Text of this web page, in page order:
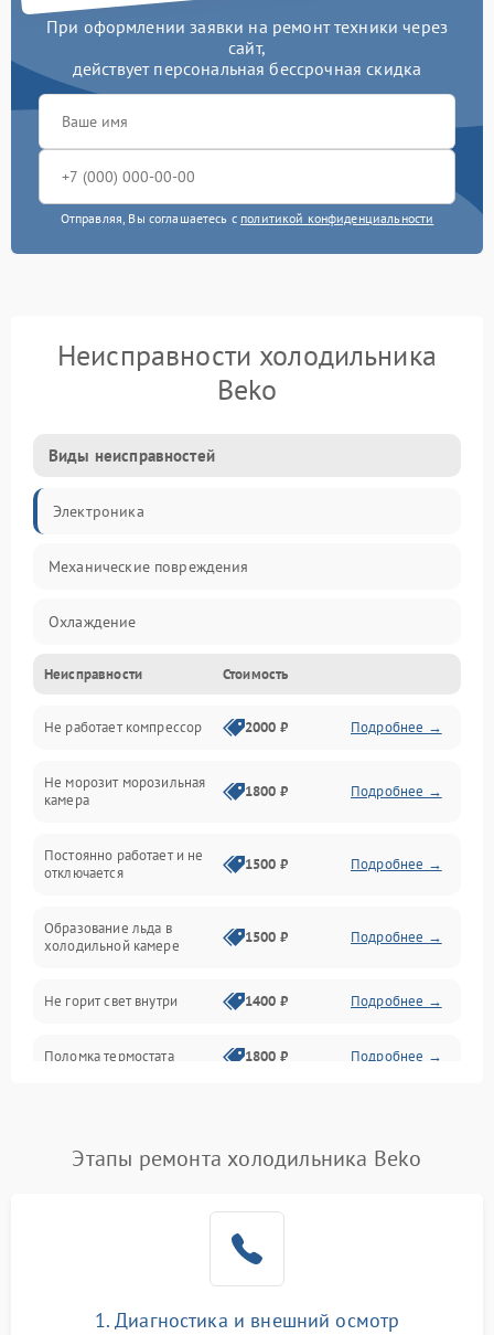
При оформлении заявки на ремонт техники через
сайт,
действует персональная бессрочная скидка
Отправляя, Вы соглашаетесь с политикой конфиденциальности
Неисправности холодильника
Beko
Виды неисправностей
Электроника
Механические повреждения
Охлаждение
Механика
Электропитание
Дренаж
Неисправности Стоимость
Не работает компрессор 2000 ₽ Подробнее →
Не морозит морозильная
камера
1800 ₽ Подробнее →
Постоянно работает и не
отключается
1500 ₽ Подробнее →
Образование льда в
холодильной камере
1500 ₽ Подробнее →
Не горит свет внутри 1400 ₽ Подробнее →
Поломка термостата 1800 ₽ Подробнее →
Поломка системы No Frost 2600 ₽ Подробнее →
Этапы ремонта холодильника Beko
1. Диагностика и внешний осмотр